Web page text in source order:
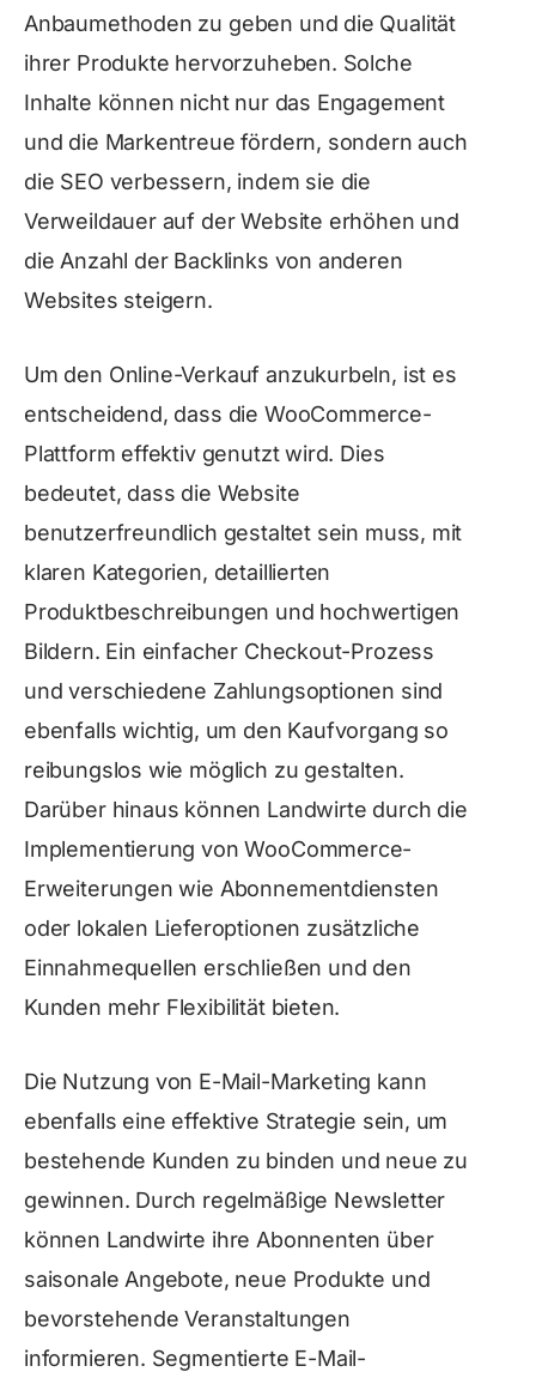
Anbaumethoden zu geben und die Qualität
ihrer Produkte hervorzuheben. Solche
Inhalte können nicht nur das Engagement
und die Markentreue fördern, sondern auch
die SEO verbessern, indem sie die
Verweildauer auf der Website erhöhen und
die Anzahl der Backlinks von anderen
Websites steigern.
Um den Online-Verkauf anzukurbeln, ist es
entscheidend, dass die WooCommerce-
Plattform effektiv genutzt wird. Dies
bedeutet, dass die Website
benutzerfreundlich gestaltet sein muss, mit
klaren Kategorien, detaillierten
Produktbeschreibungen und hochwertigen
Bildern. Ein einfacher Checkout-Prozess
und verschiedene Zahlungsoptionen sind
ebenfalls wichtig, um den Kaufvorgang so
reibungslos wie möglich zu gestalten.
Darüber hinaus können Landwirte durch die
Implementierung von WooCommerce-
Erweiterungen wie Abonnementdiensten
oder lokalen Lieferoptionen zusätzliche
Einnahmequellen erschließen und den
Kunden mehr Flexibilität bieten.
Die Nutzung von E-Mail-Marketing kann
ebenfalls eine effektive Strategie sein, um
bestehende Kunden zu binden und neue zu
gewinnen. Durch regelmäßige Newsletter
können Landwirte ihre Abonnenten über
saisonale Angebote, neue Produkte und
bevorstehende Veranstaltungen
informieren. Segmentierte E-Mail-